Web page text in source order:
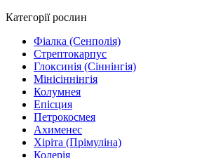
Категорії рослин
Фіалка (Сенполія)
Стрептокарпус
Глоксинія (Сіннінгія)
Мінісіннінгія
Колумнея
Епісция
Петрокосмея
Ахименес
Хіріта (Прімуліна)
Колерія